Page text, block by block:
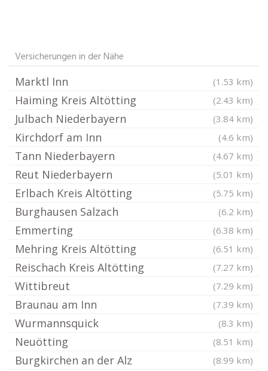
Versicherungen in der Nähe
Marktl Inn (1.53 km)
Haiming Kreis Altötting (2.43 km)
Julbach Niederbayern (3.84 km)
Kirchdorf am Inn (4.6 km)
Tann Niederbayern (4.67 km)
Reut Niederbayern (5.01 km)
Erlbach Kreis Altötting (5.75 km)
Burghausen Salzach (6.2 km)
Emmerting (6.38 km)
Mehring Kreis Altötting (6.51 km)
Reischach Kreis Altötting (7.27 km)
Wittibreut (7.29 km)
Braunau am Inn (7.39 km)
Wurmannsquick (8.3 km)
Neuötting (8.51 km)
Burgkirchen an der Alz (8.99 km)